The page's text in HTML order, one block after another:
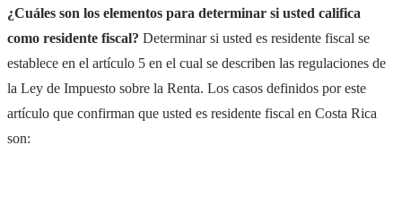
¿Cuáles son los elementos para determinar si usted califica
como residente fiscal? Determinar si usted es residente fiscal se
establece en el artículo 5 en el cual se describen las regulaciones de
la Ley de Impuesto sobre la Renta. Los casos definidos por este
artículo que confirman que usted es residente fiscal en Costa Rica
son: